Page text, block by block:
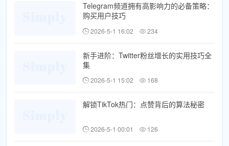
Telegram频道拥有高影响力的必备策略：
购买用户技巧
2026-5-1 16:02 234
新手进阶：Twitter粉丝增长的实用技巧全
集
2026-5-1 15:02 168
解锁TikTok热门：点赞背后的算法秘密
2026-5-1 00:01 126